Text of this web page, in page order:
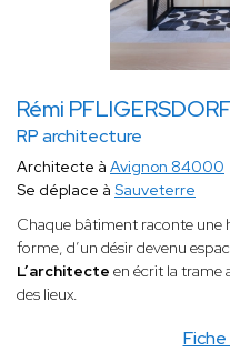
Rémi
RP architecture
Architecte à Avignon 84000
Se déplace à Sauveterre
Chaque bâtiment raconte une
forme, d’un désir devenu
L’architecte en écrit la trame
des lieux.